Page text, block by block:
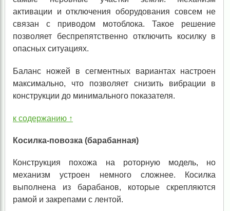
активации и отключения оборудования совсем не
связан с приводом мотоблока. Такое решение
позволяет беспрепятственно отключить косилку в
опасных ситуациях.
Баланс ножей в сегментных вариантах настроен
максимально, что позволяет снизить вибрации в
конструкции до минимального показателя.
к содержанию ↑
Косилка-повозка (барабанная)
Конструкция похожа на роторную модель, но
механизм устроен немного сложнее. Косилка
выполнена из барабанов, которые скрепляются
рамой и закрепами с лентой.